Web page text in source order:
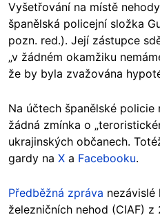
Vyšetřování na místě
španělská policejní složka
pozn. red.). Její zástupce
„v žádném okamžiku
že by byla zvažována
Na účtech španělské policie
žádná zmínka o
ukrajinských občanech.
gardy na X a Facebooku.
Předběžná zpráva
železničních nehod (CIAF)